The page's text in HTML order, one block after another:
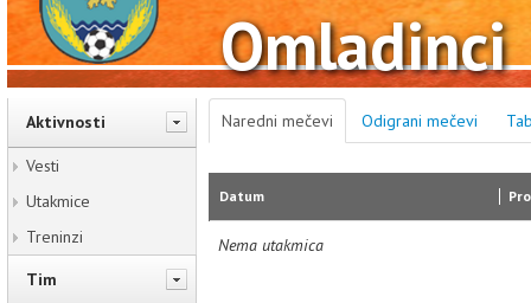
Omladinci
Aktivnosti
Vesti
Utakmice
Treninzi
Tim
Naredni mečevi Odigrani mečevi
Datum
Nema utakmica